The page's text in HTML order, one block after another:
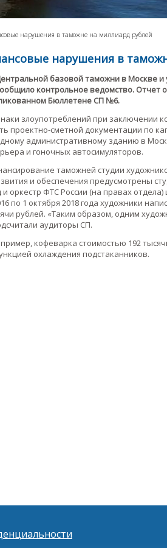
нарушения в таможне на миллиард рублей
нарушения в
базовой таможни в Москве
контрольное ведомство. Отчет
Бюллетене СП №6.
злоупотреблений при заключении
проектно-сметной документации по
административному зданию в
и гоночных автосимуляторов.
таможней студии
и обеспечения предусмотрены
оркестр ФТС России (на правах
по 1 октября 2018 года художники
рублей. «Таким образом, одним
аудиторы СП.
кофеварка стоимостью 192
охлаждения подстаканников.